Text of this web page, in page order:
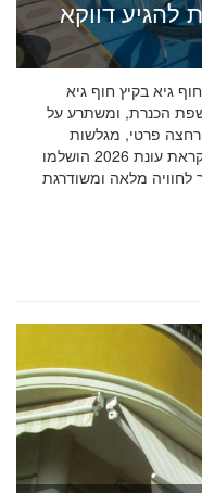
להגיע דווקא
גיא בקיץ חוף גיא
הכנרת, ומשתרע על
רחצה פרטי, מגלשות
אקסטרים, בריכת גלים ומתקנים לילדים. לקראת עונת 2026 הושלמו
לחוויה מלאה ומשודרגת